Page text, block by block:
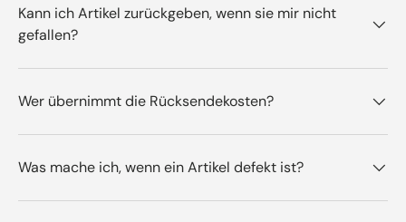
Kann ich Artikel zurückgeben, wenn sie mir nicht
gefallen?
Wer übernimmt die Rücksendekosten?
Was mache ich, wenn ein Artikel defekt ist?